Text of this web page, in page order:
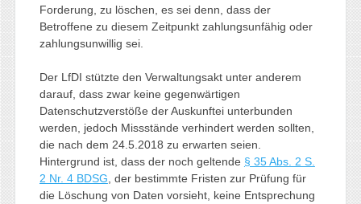
Forderung, zu löschen, es sei denn, dass der
Betroffene zu diesem Zeitpunkt zahlungsunfähig oder
zahlungsunwillig sei.
Der LfDI stützte den Verwaltungsakt unter anderem
darauf, dass zwar keine gegenwärtigen
Datenschutzverstöße der Auskunftei unterbunden
werden, jedoch Missstände verhindert werden sollten,
die nach dem 24.5.2018 zu erwarten seien.
Hintergrund ist, dass der noch geltende § 35 Abs. 2 S.
2 Nr. 4 BDSG , der bestimmte Fristen zur Prüfung für
die Löschung von Daten vorsieht, keine Entsprechung